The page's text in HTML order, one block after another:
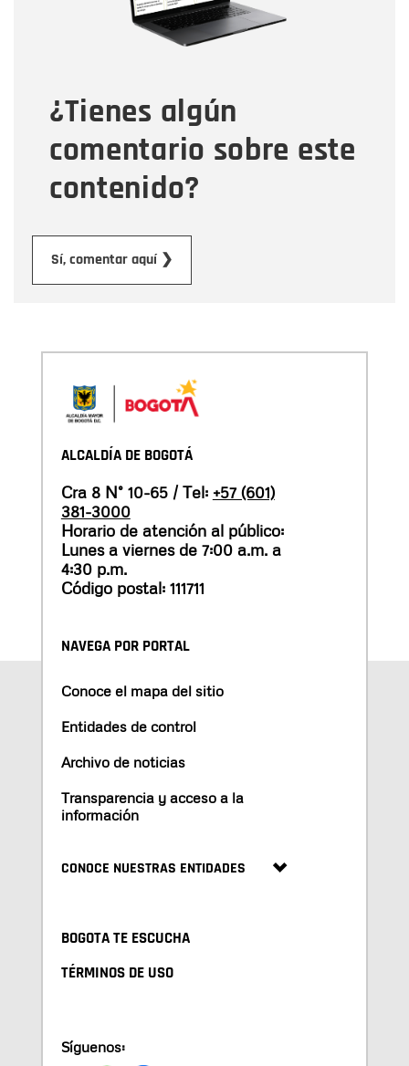
¿Tienes algún
comentario sobre este
contenido?
Sí, comentar aquí ❯
Tipo de comentario
Mensaje
ALCALDÍA DE BOGOTÁ
Cra 8 N° 10-65 / Tel: +57 (601)
381-3000
Horario de atención al público:
Lunes a viernes de 7:00 a.m. a
4:30 p.m.
Código postal: 111711
NAVEGA POR PORTAL
Conoce el mapa del sitio
Entidades de control
Archivo de noticias
Transparencia y acceso a la
información
CONOCE NUESTRAS ENTIDADES
BOGOTA TE ESCUCHA
TÉRMINOS DE USO
Síguenos: